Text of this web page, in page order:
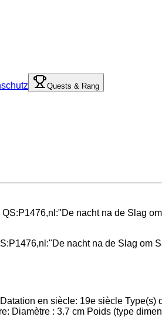
Quests & Rang
nacht na de Slag om